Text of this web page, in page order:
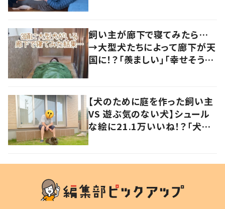
飼い主が廊下で寝てみたら…
→大型犬たちによって廊下が天
国に！？「羨ましい」「幸せそう」
【犬のために庭を作った飼い主
VS 遊ぶ気のない犬】シュール
な絵に21.1万いいね！？「犬の